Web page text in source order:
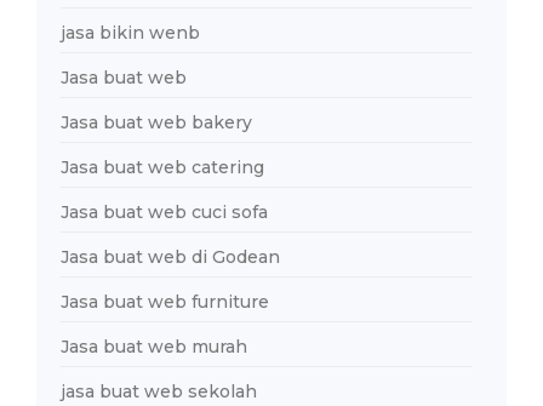
jasa bikin wenb
Jasa buat web
Jasa buat web bakery
Jasa buat web catering
Jasa buat web cuci sofa
Jasa buat web di Godean
Jasa buat web furniture
Jasa buat web murah
jasa buat web sekolah